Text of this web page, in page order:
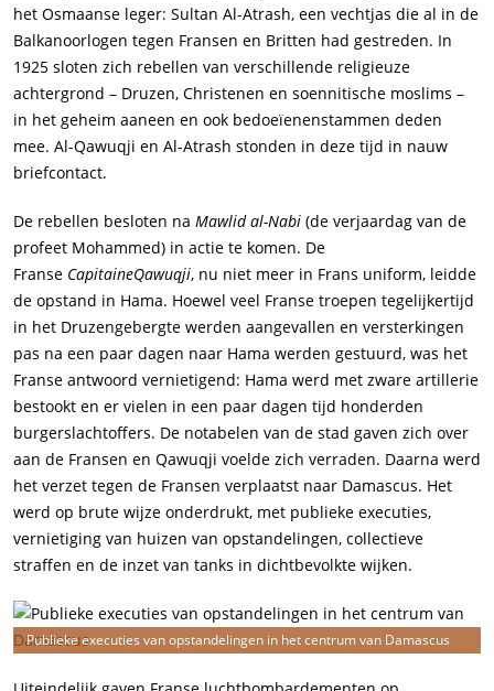
het Osmaanse leger: Sultan Al-Atrash, een vechtjas die al in de
Balkanoorlogen tegen Fransen en Britten had gestreden. In
1925 sloten zich rebellen van verschillende religieuze
achtergrond – Druzen, Christenen en soennitische moslims –
in het geheim aaneen en ook bedoeïenenstammen deden
mee. Al-Qawuqji en Al-Atrash stonden in deze tijd in nauw
briefcontact.
De rebellen besloten na Mawlid al-Nabi (de verjaardag van de
profeet Mohammed) in actie te komen. De
Franse CapitaineQawuqji, nu niet meer in Frans uniform, leidde
de opstand in Hama. Hoewel veel Franse troepen tegelijkertijd
in het Druzengebergte werden aangevallen en versterkingen
pas na een paar dagen naar Hama werden gestuurd, was het
Franse antwoord vernietigend: Hama werd met zware artillerie
bestookt en er vielen in een paar dagen tijd honderden
burgerslachtoffers. De notabelen van de stad gaven zich over
aan de Fransen en Qawuqji voelde zich verraden. Daarna werd
het verzet tegen de Fransen verplaatst naar Damascus. Het
werd op brute wijze onderdrukt, met publieke executies,
vernietiging van huizen van opstandelingen, collectieve
straffen en de inzet van tanks in dichtbevolkte wijken.
Publieke executies van opstandelingen in het centrum van Damascus